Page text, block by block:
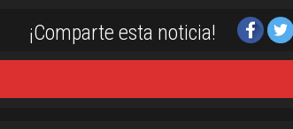
¡Comparte esta noticia!